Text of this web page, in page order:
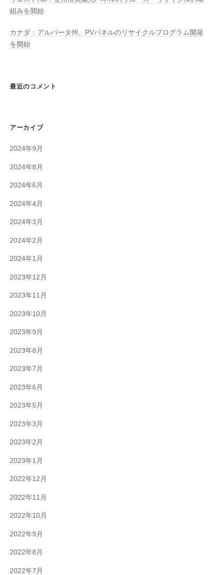
組みを開始
カナダ：アルバータ州、PVパネルのリサイクルプログラム開発
を開始
最近のコメント
アーカイブ
2024年9月
2024年8月
2024年6月
2024年4月
2024年3月
2024年2月
2024年1月
2023年12月
2023年11月
2023年10月
2023年9月
2023年8月
2023年7月
2023年6月
2023年5月
2023年3月
2023年2月
2023年1月
2022年12月
2022年11月
2022年10月
2022年9月
2022年8月
2022年7月